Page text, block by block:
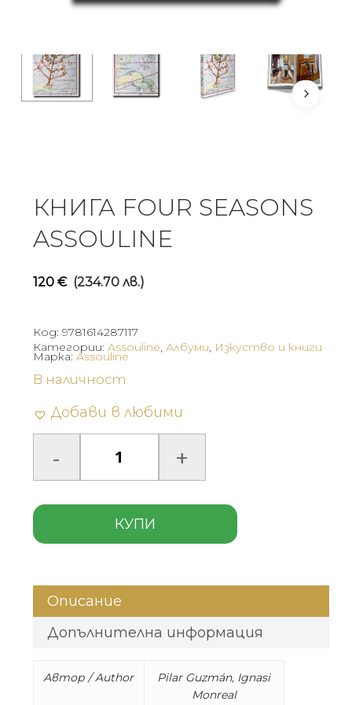
КНИГА FOUR SEASONS
ASSOULINE
120 € (234.70 лв.)
Код: 9781614287117
Категории: Assouline, Албуми, Изкуство и книги
В наличност
Добави в любими
КУПИ
Марка: Assouline
Описание
Допълнителна информация
Автор / Author
Pilar Guzmán, Ignasi
Monreal